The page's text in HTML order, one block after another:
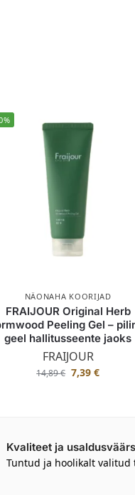
NÄONAHA KOORIJAD
FRAIJOUR Original Herb
Peeling Gel –
geel hallitusseente jaoks
FRAIJOUR
14,89€ 7,39€
Kvaliteet ja
Tuntud ja hoolikalt valitud